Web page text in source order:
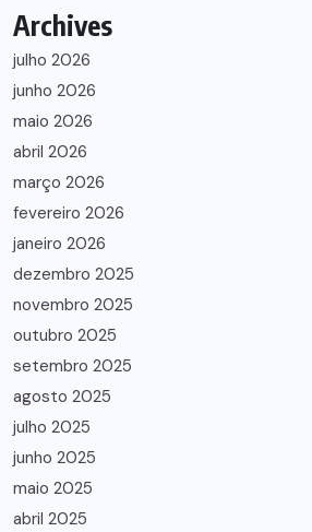
Archives
julho 2026
junho 2026
maio 2026
abril 2026
março 2026
fevereiro 2026
janeiro 2026
dezembro 2025
novembro 2025
outubro 2025
setembro 2025
agosto 2025
julho 2025
junho 2025
maio 2025
abril 2025